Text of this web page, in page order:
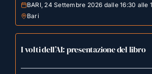
BARI, 24 Settembre 2026 dalle 16:30 alle
Bari
I volti dell’AI: presentazione del libro